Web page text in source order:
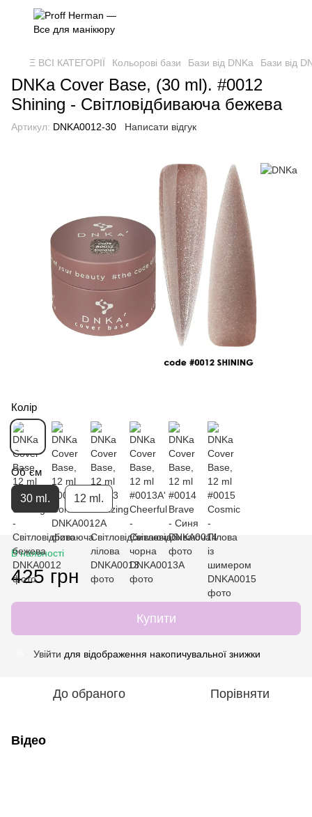
Ξ ВСІ КАТЕГОРІЇ Кольорові бази Бази від DNKa Бази від
DNKa Cover Base, (30 ml). #0012
Shining - Світловідбиваюча бежева
Артикул: DNKA0012-30 Написати відгук
Колір
Об`єм
30 ml. 12 ml.
В наявності
425 грн
Купити
Увійти для відображення накопичувальної знижки
До обраного Порівняти
Відео